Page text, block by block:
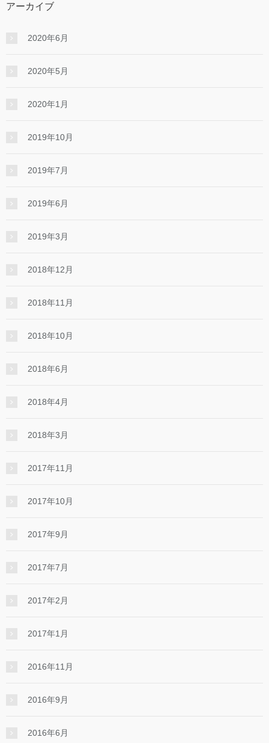
アーカイブ
2020年6月
2020年5月
2020年1月
2019年10月
2019年7月
2019年6月
2019年3月
2018年12月
2018年11月
2018年10月
2018年6月
2018年4月
2018年3月
2017年11月
2017年10月
2017年9月
2017年7月
2017年2月
2017年1月
2016年11月
2016年9月
2016年6月